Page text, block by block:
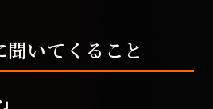
いてくること